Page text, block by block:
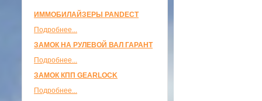
ИММОБИЛАЙЗЕРЫ PANDECT
Подробнее...
ЗАМОК НА РУЛЕВОЙ ВАЛ ГАРАНТ
Подробнее...
ЗАМОК КПП GEARLOCK
Подробнее...